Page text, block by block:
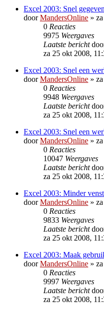
Excel 2003: Snel
doorMandersOnline »
0 Reacties
9975 Weergaves
Laatste bericht
za 25 okt 2008,
Excel 2003: Snel een
doorMandersOnline »
0 Reacties
9948 Weergaves
Laatste bericht
za 25 okt 2008,
Excel 2003: Snel een
doorMandersOnline »
0 Reacties
10047 Weergaves
Laatste bericht
za 25 okt 2008,
Excel 2003: Minder
doorMandersOnline »
0 Reacties
9833 Weergaves
Laatste bericht
za 25 okt 2008,
Excel 2003: Maak
doorMandersOnline »
0 Reacties
9997 Weergaves
Laatste bericht
za 25 okt 2008,